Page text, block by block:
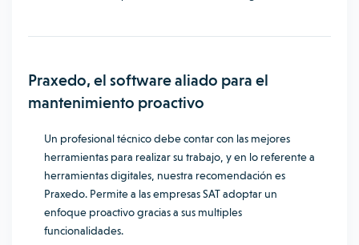
Praxedo, el software aliado para el
mantenimiento proactivo
Un profesional técnico debe contar con las mejores
herramientas para realizar su trabajo, y en lo referente a
herramientas digitales, nuestra recomendación es
Praxedo. Permite a las empresas SAT adoptar un
enfoque proactivo gracias a sus multiples
funcionalidades.